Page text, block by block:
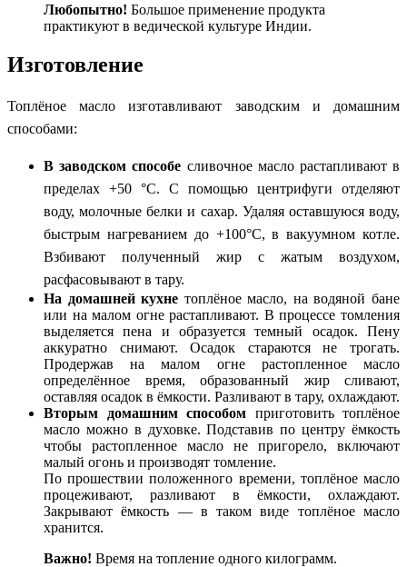
Любопытно! Большое применение продукта
практикуют в ведической культуре Индии.
Изготовление
Топлёное масло изготавливают заводским и домашним
способами:
В заводском способе сливочное масло растапливают в
пределах +50 °C. С помощью центрифуги отделяют
воду, молочные белки и сахар. Удаляя оставшуюся воду,
быстрым нагреванием до +100°C, в вакуумном котле.
Взбивают полученный жир с жатым воздухом,
расфасовывают в тару.
На домашней кухне топлёное масло, на водяной бане
или на малом огне растапливают. В процессе томления
выделяется пена и образуется темный осадок. Пену
аккуратно снимают. Осадок стараются не трогать.
Продержав на малом огне растопленное масло
определённое время, образованный жир сливают,
оставляя осадок в ёмкости. Разливают в тару, охлаждают.
Вторым домашним способом приготовить топлёное
масло можно в духовке. Подставив по центру ёмкость
чтобы растопленное масло не пригорело, включают
малый огонь и производят томление.
По прошествии положенного времени, топлёное масло
процеживают, разливают в ёмкости, охлаждают.
Закрывают ёмкость — в таком виде топлёное масло
хранится.
Важно! Время на топление одного килограмм.